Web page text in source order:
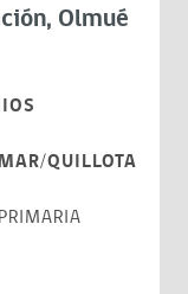
Olmué
QUILLOTA